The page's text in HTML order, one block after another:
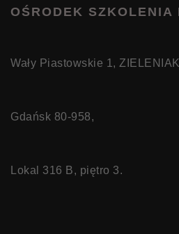
OŚRODEK SZKOLENIA
Wały Piastowskie 1, ZIELENIAK
Gdańsk 80-958,
Lokal 316 B, piętro 3.